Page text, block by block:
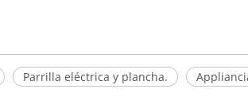
Parrilla eléctrica y plancha.